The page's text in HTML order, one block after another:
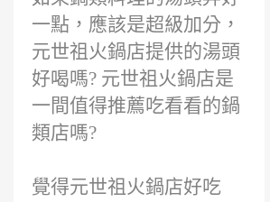
一點，應該是超級加分，
元世祖火鍋店提供的湯頭
好喝嗎? 元世祖火鍋店是
一間值得推薦吃看看的鍋
類店嗎?
覺得元世祖火鍋店好吃